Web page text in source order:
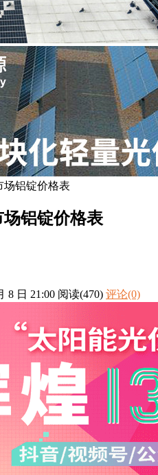
场铝锭价格表
场铝锭价格表
8 日 21:00 阅读(470) 评论(0)